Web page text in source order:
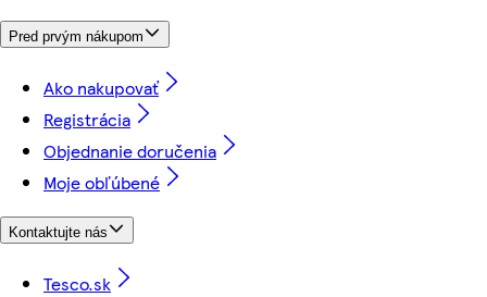
Pred prvým nákupom
Ako nakupovať
Registrácia
Objednanie doručenia
Moje obľúbené
Kontaktujte nás
Tesco.sk